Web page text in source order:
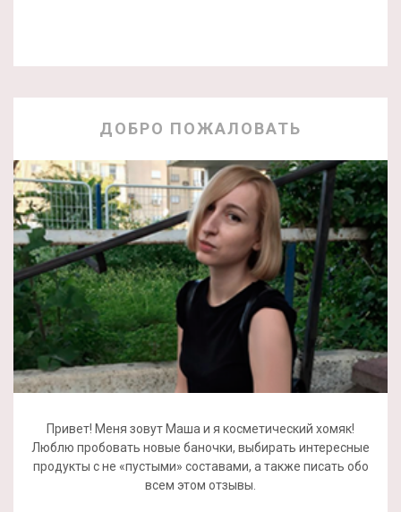
ДОБРО ПОЖАЛОВАТЬ
Привет! Меня зовут Маша и я косметический хомяк!
Люблю пробовать новые баночки, выбирать интересные
продукты с не «пустыми» составами, а также писать обо
всем этом отзывы.